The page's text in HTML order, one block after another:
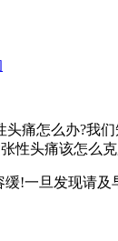
怎么办?我们
性头痛该怎么
一旦发现请及